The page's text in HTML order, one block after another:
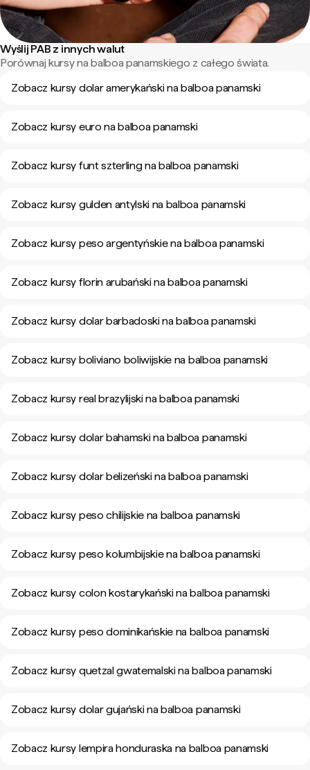
Wyślij PAB z innych walut
Porównaj kursy na balboa panamskiego z całego świata.
Zobacz kursy dolar amerykański na balboa panamski
Zobacz kursy euro na balboa panamski
Zobacz kursy funt szterling na balboa panamski
Zobacz kursy gulden antylski na balboa panamski
Zobacz kursy peso argentyńskie na balboa panamski
Zobacz kursy florin arubański na balboa panamski
Zobacz kursy dolar barbadoski na balboa panamski
Zobacz kursy boliviano boliwijskie na balboa panamski
Zobacz kursy real brazylijski na balboa panamski
Zobacz kursy dolar bahamski na balboa panamski
Zobacz kursy dolar belizeński na balboa panamski
Zobacz kursy peso chilijskie na balboa panamski
Zobacz kursy peso kolumbijskie na balboa panamski
Zobacz kursy colon kostarykański na balboa panamski
Zobacz kursy peso dominikańskie na balboa panamski
Zobacz kursy quetzal gwatemalski na balboa panamski
Zobacz kursy dolar gujański na balboa panamski
Zobacz kursy lempira honduraska na balboa panamski